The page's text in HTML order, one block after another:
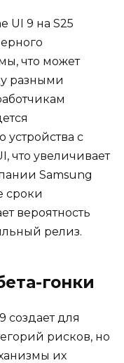
UI 9 на S25
что может
разными
с
что увеличивает
Samsung
сроки
вероятность
релиз.
гонки
создает для
рисков, но
их